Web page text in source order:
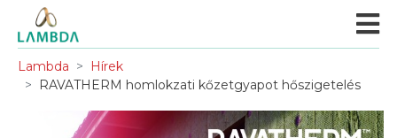
Lambda
Hírek
RAVATHERM homlokzati kőzetgyapot hőszigetelés